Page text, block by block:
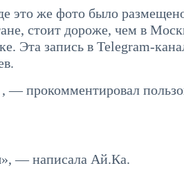
это же фото было
стоит дороже, чем в
Эта запись в Telegram-
— прокомментировал
— написала Ай.Ка.